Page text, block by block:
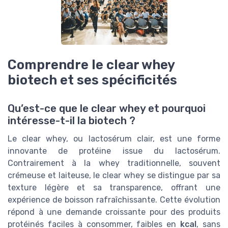
Comprendre le clear whey
biotech et ses spécificités
Qu’est-ce que le clear whey et pourquoi
intéresse-t-il la biotech ?
Le clear whey, ou lactosérum clair, est une forme
innovante de protéine issue du lactosérum.
Contrairement à la whey traditionnelle, souvent
crémeuse et laiteuse, le clear whey se distingue par sa
texture légère et sa transparence, offrant une
expérience de boisson rafraîchissante. Cette évolution
répond à une demande croissante pour des produits
protéinés faciles à consommer, faibles en kcal, sans